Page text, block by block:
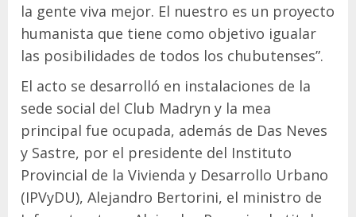
la gente viva mejor. El nuestro es un proyecto
humanista que tiene como objetivo igualar
las posibilidades de todos los chubutenses”.
El acto se desarrolló en instalaciones de la
sede social del Club Madryn y la mea
principal fue ocupada, además de Das Neves
y Sastre, por el presidente del Instituto
Provincial de la Vivienda y Desarrollo Urbano
(IPVyDU), Alejandro Bertorini, el ministro de